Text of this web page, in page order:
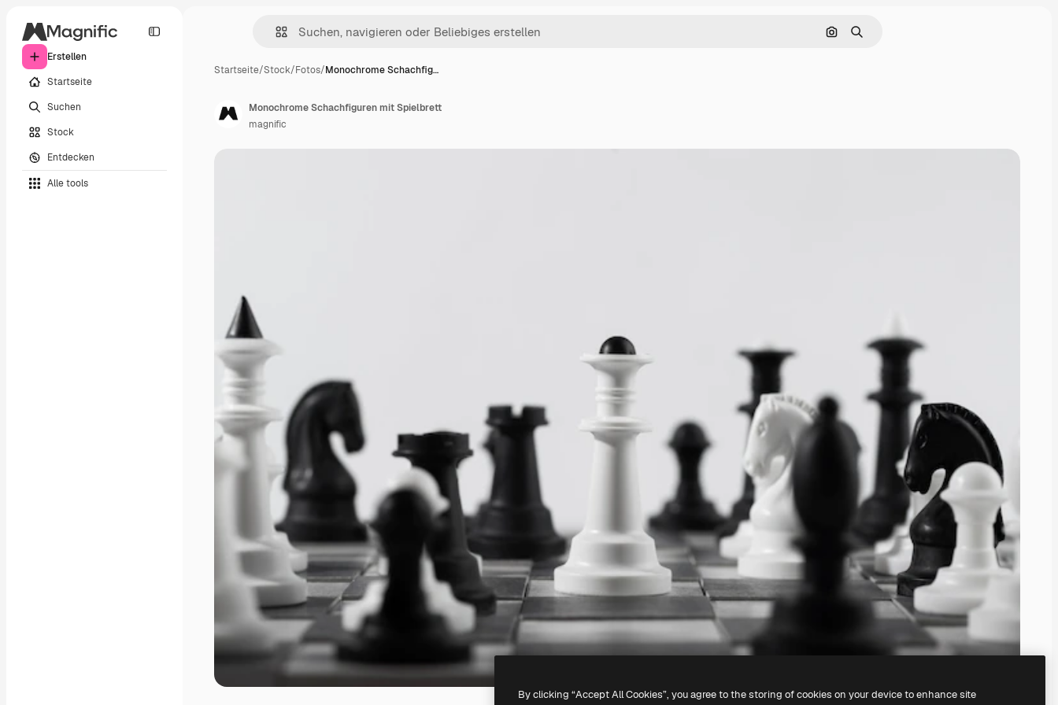
Erstellen
Startseite
Suchen
Stock
Entdecken
Alle tools
Nach Bild suchen
Suchen
Startseite/Stock/Fotos/Monochrome Schachfig…
Monochrome Schachfiguren mit Spielbrett
magnific
By clicking “Accept All Cookies”, you agree to the storing of cookies on your device to enhance site